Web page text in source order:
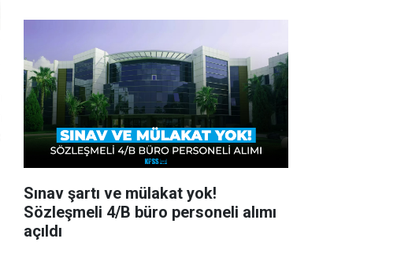
Sınav şartı ve mülakat yok!
Sözleşmeli 4/B büro personeli alımı
açıldı